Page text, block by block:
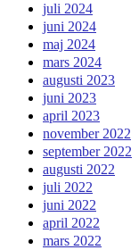
juli 2024
juni 2024
maj 2024
mars 2024
augusti 2023
juni 2023
april 2023
november 2022
september 2022
augusti 2022
juli 2022
juni 2022
april 2022
mars 2022